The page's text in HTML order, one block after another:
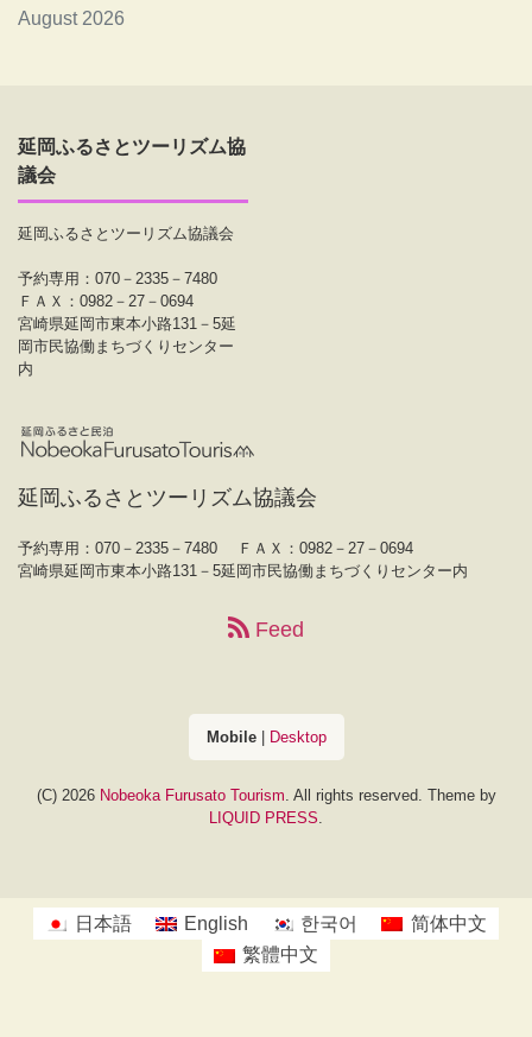
August 2026
延岡ふるさとツーリズム協
議会
延岡ふるさとツーリズム協議会
予約専用：070－2335－7480
ＦＡＸ：0982－27－0694
宮崎県延岡市東本小路131－5延
岡市民協働まちづくりセンター
内
延岡ふるさとツーリズム協議会
予約専用：070－2335－7480
ＦＡＸ：0982－27－0694
宮崎県延岡市東本小路131－5延岡市民協働まちづくりセンター内
Feed
Mobile| Desktop
(C) 2026 Nobeoka Furusato Tourism. All rights reserved. Theme by
LIQUID PRESS.
日本語 English 한국어
简体中文
繁體中文